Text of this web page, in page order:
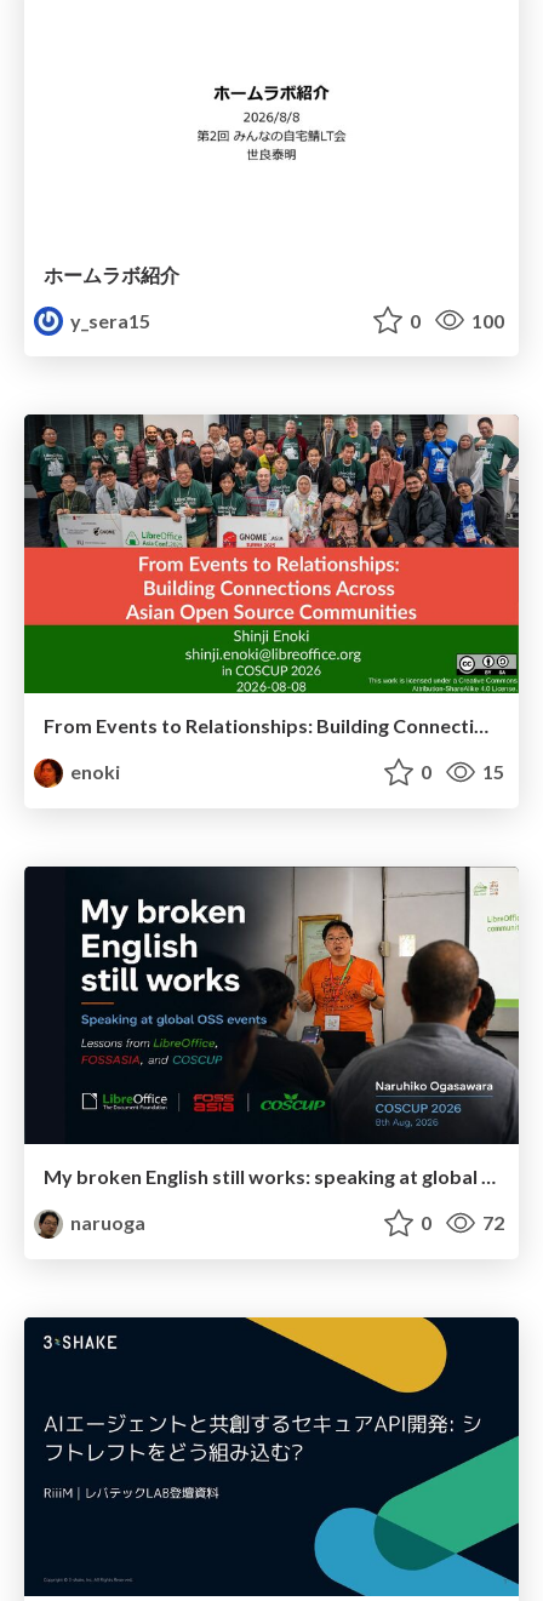
ホームラボ紹介
y_sera15
0 100
From Events to Relationships: Building Connections Across Asian Open Source Communities
enoki
0 15
My broken English still works: speaking at global OSS events
naruoga
0 72